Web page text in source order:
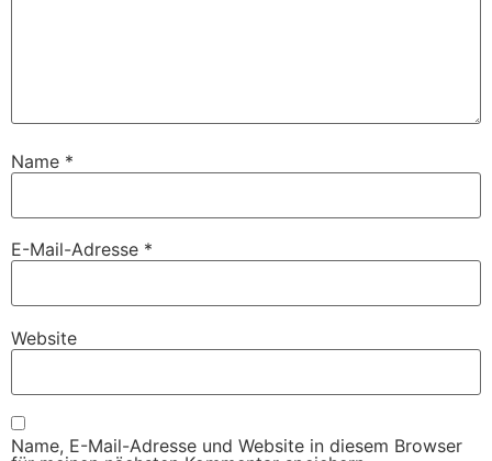
Name *
E-Mail-Adresse *
Website
Name, E-Mail-Adresse und Website in diesem Browser